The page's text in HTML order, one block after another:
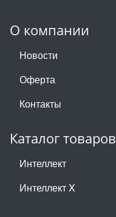
О компании
Новости
Оферта
Контакты
Каталог товаров
Интеллект
Интеллект X